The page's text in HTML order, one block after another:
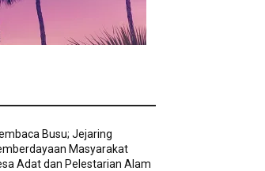
Busu; Jejaring
Masyarakat
Adat dan Pelestarian Alam